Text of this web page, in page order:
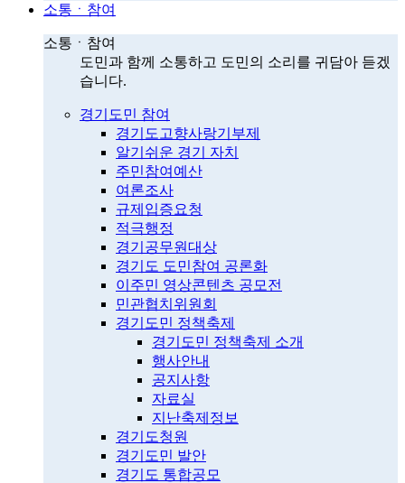
소통ㆍ참여
소통ㆍ참여
도민과 함께 소통하고 도민의 소리를 귀담아 듣겠
습니다.
경기도민 참여
경기도고향사랑기부제
알기쉬운 경기 자치
주민참여예산
여론조사
규제입증요청
적극행정
경기공무원대상
경기도 도민참여 공론화
이주민 영상콘텐츠 공모전
민관협치위원회
경기도민 정책축제
경기도민 정책축제 소개
행사안내
공지사항
자료실
지난축제정보
경기도청원
경기도민 발안
경기도 통합공모